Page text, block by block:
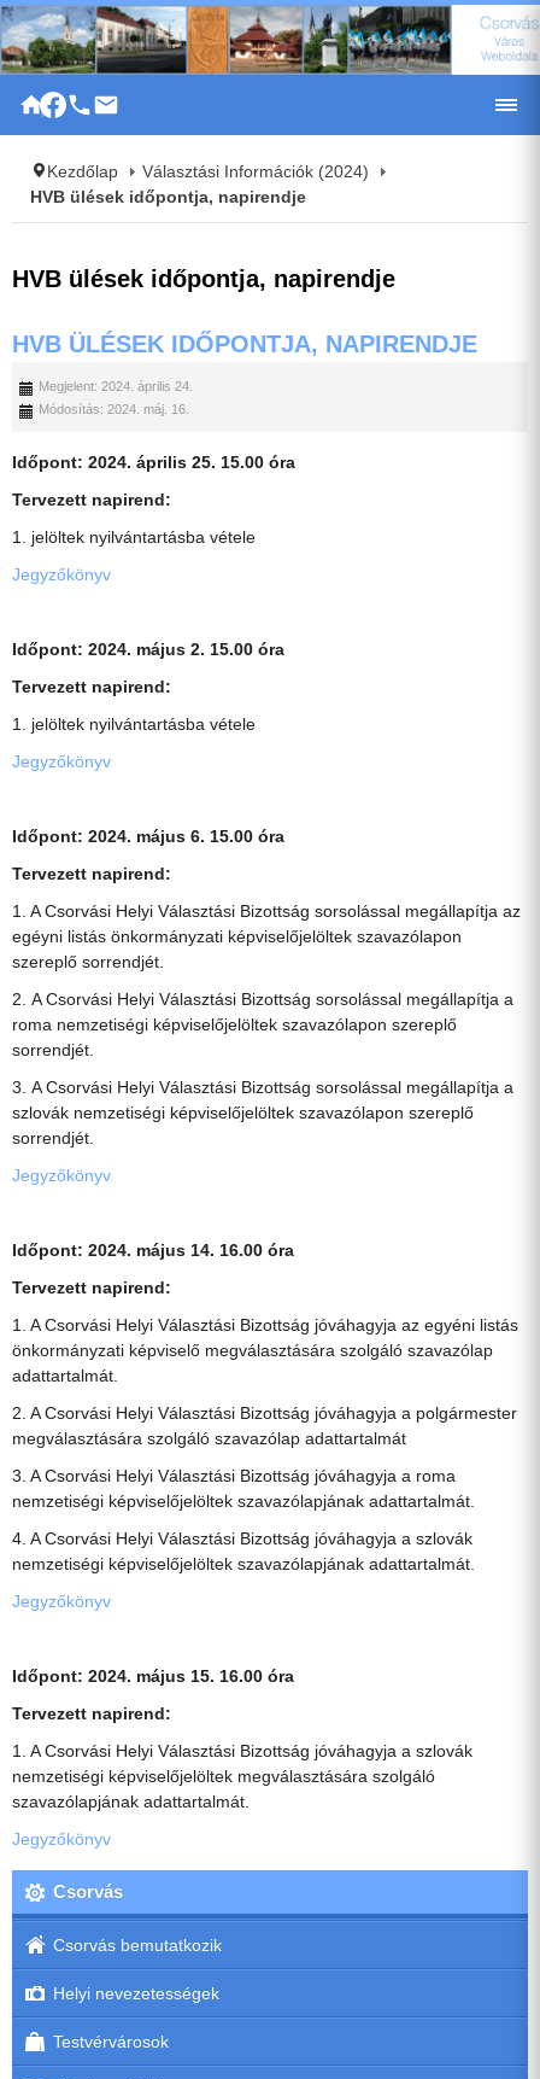
|
Kezdőlap
Választási Információk (2024)
HVB ülések időpontja, napirendje
HVB ülések időpontja, napirendje
HVB ÜLÉSEK IDŐPONTJA, NAPIRENDJE
Megjelent: 2024. április 24.
Módosítás: 2024. máj. 16.
Időpont: 2024. április 25. 15.00 óra
Tervezett napirend:
1. jelöltek nyilvántartásba vétele
Jegyzőkönyv
Időpont: 2024. május 2. 15.00 óra
Tervezett napirend:
1. jelöltek nyilvántartásba vétele
Jegyzőkönyv
Időpont: 2024. május 6. 15.00 óra
Tervezett napirend:
1. A Csorvási Helyi Választási Bizottság sorsolással megállapítja az
egéyni listás önkormányzati képviselőjelöltek szavazólapon
szereplő sorrendjét.
2. A Csorvási Helyi Választási Bizottság sorsolással megállapítja a
roma nemzetiségi képviselőjelöltek szavazólapon szereplő
sorrendjét.
3. A Csorvási Helyi Választási Bizottság sorsolással megállapítja a
szlovák nemzetiségi képviselőjelöltek szavazólapon szereplő
sorrendjét.
Jegyzőkönyv
Időpont: 2024. május 14. 16.00 óra
Tervezett napirend:
1. A Csorvási Helyi Választási Bizottság jóváhagyja az egyéni listás
önkormányzati képviselő megválasztására szolgáló szavazólap
adattartalmát.
2. A Csorvási Helyi Választási Bizottság jóváhagyja a polgármester
megválasztására szolgáló szavazólap adattartalmát
3. A Csorvási Helyi Választási Bizottság jóváhagyja a roma
nemzetiségi képviselőjelöltek szavazólapjának adattartalmát.
4. A Csorvási Helyi Választási Bizottság jóváhagyja a szlovák
nemzetiségi képviselőjelöltek szavazólapjának adattartalmát.
Jegyzőkönyv
Időpont: 2024. május 15. 16.00 óra
Tervezett napirend:
1. A Csorvási Helyi Választási Bizottság jóváhagyja a szlovák
nemzetiségi képviselőjelöltek megválasztására szolgáló
szavazólapjának adattartalmát.
Jegyzőkönyv
Csorvás
Csorvás bemutatkozik
Helyi nevezetességek
Testvérvárosok